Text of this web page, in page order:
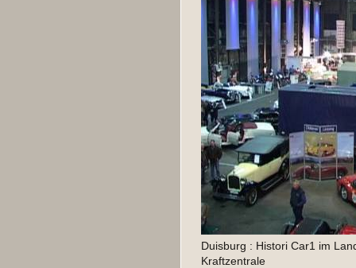
Duisburg : Histori Car1 im
Kraftzentrale